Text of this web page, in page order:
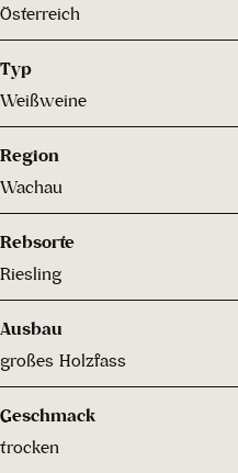
Österreich
Typ
Weißweine
Region
Wachau
Rebsorte
Riesling
Ausbau
großes Holzfass
Geschmack
trocken